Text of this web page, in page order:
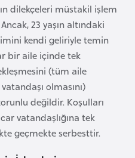
dilekçeleri müstakil işlem
23 yaşın altındaki
kendi geliriyle temin
bir aile içinde tek
(tüm aile
olmasını)
değildir. Koşulları
vatandaşlığına tek
geçmekte serbesttir.